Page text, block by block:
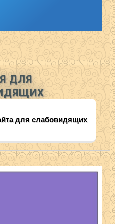
ДЛЯ
для слабовидящих